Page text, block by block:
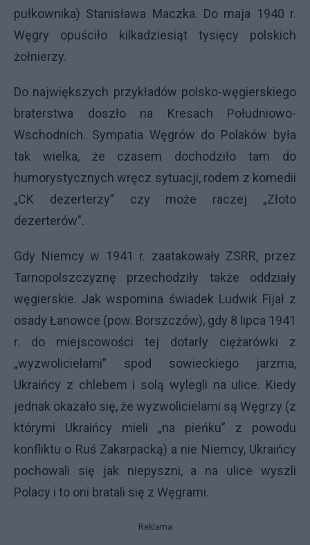
pułkownika) Stanisława Maczka. Do maja 1940 r.
Węgry opuściło kilkadziesiąt tysięcy polskich
żołnierzy.
Do największych przykładów polsko-węgierskiego
braterstwa doszło na Kresach Południowo-
Wschodnich. Sympatia Węgrów do Polaków była
tak wielka, że czasem dochodziło tam do
humorystycznych wręcz sytuacji, rodem z komedii
„CK dezerterzy” czy może raczej „Złoto
dezerterów”.
Gdy Niemcy w 1941 r. zaatakowały ZSRR, przez
Tarnopolszczyznę przechodziły także oddziały
węgierskie. Jak wspomina świadek Ludwik Fijał z
osady Łanowce (pow. Borszczów), gdy 8 lipca 1941
r. do miejscowości tej dotarły ciężarówki z
„wyzwolicielami” spod sowieckiego jarzma,
Ukraińcy z chlebem i solą wylegli na ulice. Kiedy
jednak okazało się, że wyzwolicielami są Węgrzy (z
którymi Ukraińcy mieli „na pieńku” z powodu
konfliktu o Ruś Zakarpacką) a nie Niemcy, Ukraińcy
pochowali się jak niepyszni, a na ulice wyszli
Polacy i to oni bratali się z Węgrami.
Reklama